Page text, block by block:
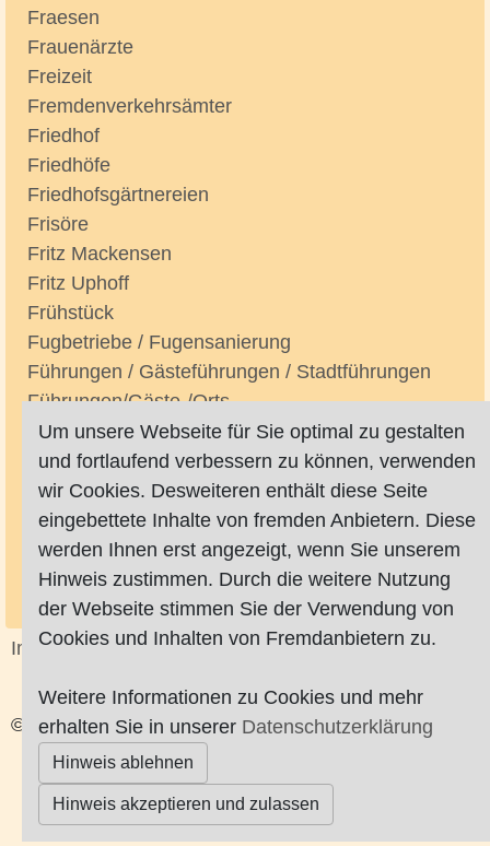
Fraesen
Frauenärzte
Freizeit
Fremdenverkehrsämter
Friedhof
Friedhöfe
Friedhofsgärtnereien
Frisöre
Fritz Mackensen
Fritz Uphoff
Frühstück
Fugbetriebe / Fugensanierung
Führungen / Gästeführungen / Stadtführungen
Führungen/Gäste-/Orts-
Fullservice-Unternehmen
Fundbüros
Funktechnik
Fußbodentechnik / Fußbodenverlegung
Fußpflege
Fussball/-plätze
Fussböden (Parkett, Laminat etc.) / Bodenbeläge
Impressum|Datenschutz|AGB
© Worpswede24 2015-2026
Um unsere Webseite für Sie optimal zu gestalten
und fortlaufend verbessern zu können, verwenden
wir Cookies. Desweiteren enthält diese Seite
eingebettete Inhalte von fremden Anbietern. Diese
werden Ihnen erst angezeigt, wenn Sie unserem
Hinweis zustimmen. Durch die weitere Nutzung
der Webseite stimmen Sie der Verwendung von
Cookies und Inhalten von Fremdanbietern zu.
Weitere Informationen zu Cookies und mehr
erhalten Sie in unserer Datenschutzerklärung
Hinweis ablehnen
Hinweis akzeptieren und zulassen